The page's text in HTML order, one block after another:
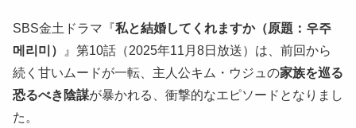
SBS金土ドラマ『私と結婚してくれますか（原題：우주
메리미）
』第10話（2025年11月8日放送）は、前回から
続く甘いムードが一転、主人公キム・ウジュの家族を巡る
恐るべき陰謀が暴かれる、衝撃的なエピソードとなりまし
た。